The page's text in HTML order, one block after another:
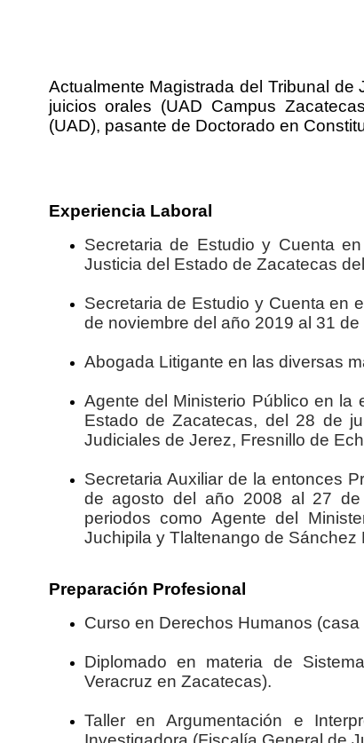
Actualmente Magistrada del Tribunal
juicios orales (UAD Campus
(UAD), pasante de Doctorado en
Experiencia Laboral
Secretaria de Estudio y Cuenta
Justicia del Estado de Zacatecas
Secretaria de Estudio y Cuenta en
de noviembre del año 2019 al 31
Abogada Litigante en las diversas
Agente del Ministerio Público en la
Estado de Zacatecas, del 28 de
Judiciales de Jerez, Fresnillo de
Secretaria Auxiliar de la entonces
de agosto del año 2008 al 27 de
periodos como Agente del
Juchipila y Tlaltenango de Sánchez
Preparación Profesional
Curso en Derechos Humanos
Diplomado en materia de
Veracruz en Zacatecas).
Taller en Argumentación e